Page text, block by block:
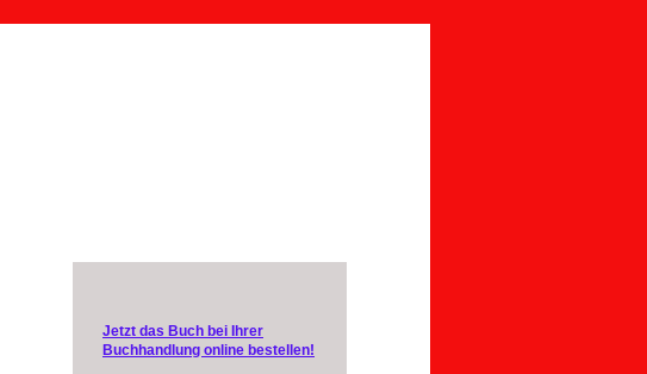
Jetzt das Buch bei Ihrer
Buchhandlung online bestellen!